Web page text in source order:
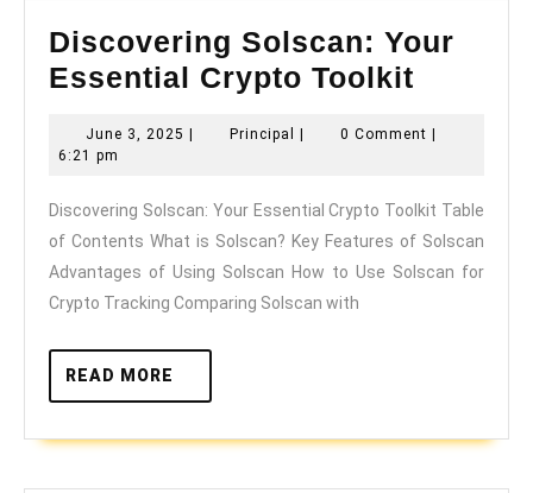
Discovering Solscan: Your
Essential Crypto Toolkit
Your
Crypto
Toolkit
June 3, 2025 June
Principal Principal0 Comment
6:21 pm
Discovering Solscan: Your Essential Crypto Toolkit Table
of Contents What is Solscan? Key Features of Solscan
Advantages of Using Solscan How to Use Solscan for
Crypto Tracking Comparing Solscan with
READ MORE
MORE